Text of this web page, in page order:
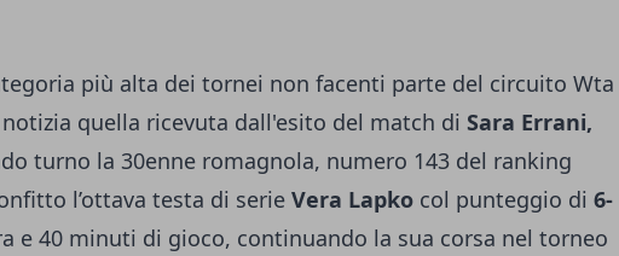
più alta dei tornei non facenti parte del circuito Wta
quella ricevuta dall'esito del match di Sara Errani,
turno la 30enne romagnola, numero 143 del ranking
l’ottava testa di serie Vera Lapko col punteggio di 6-
e 40 minuti di gioco, continuando la sua corsa nel torneo